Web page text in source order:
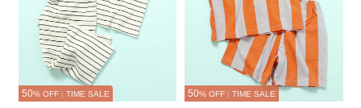
50% OFF TIME SALE 50% OFF TIME SALE